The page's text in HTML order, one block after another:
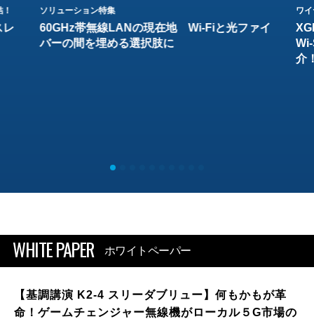
レ
ソリューション特集
60GHz帯無線LANの現在地 Wi-Fiと光ファイ
バーの間を埋める選択肢に
ワ
介
WHITE PAPER ホワイトペーパー
【基調講演 K2-4 スリーダブリュー】何もかもが革
命！ゲームチェンジャー無線機がローカル５G市場の